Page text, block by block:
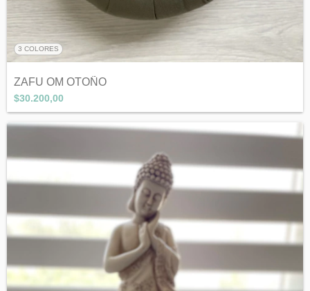
3 COLORES
ZAFU OM OTOÑO
$30.200,00